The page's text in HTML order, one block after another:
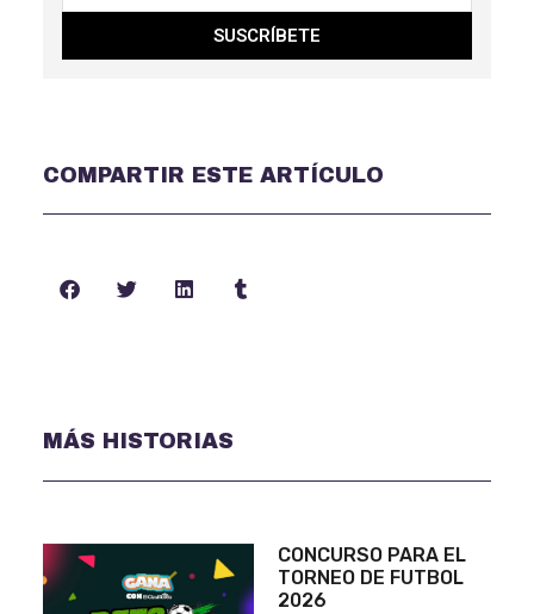
SUSCRÍBETE
COMPARTIR ESTE ARTÍCULO
MÁS HISTORIAS
CONCURSO PARA EL
TORNEO DE FUTBOL
2026